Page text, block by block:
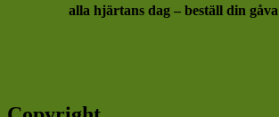
alla hjärtans dag – beställ din